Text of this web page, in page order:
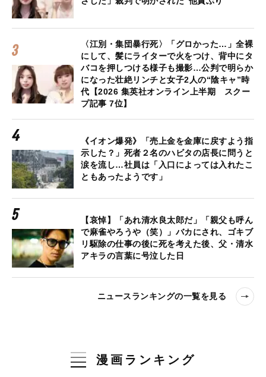
〈江別・集団暴行死〉「グロかった…」全裸
にして、髪にライターで火をつけ、背中にタ
バコを押しつける様子も撮影…公判で明らか
になった壮絶リンチと女子2人の“陰キャ”時
代【2026 集英社オンライン上半期 スクー
プ記事 7位】
《イオン爆発》「売上金を金庫に戻すよう指
示した？」死者２名のハビタの店長に問うと
涙を流し…社員は「入口によっては入れたこ
ともあったようです」
【哀悼】「あれ清水良太郎だ」「親父も呼ん
で麻雀やろうや（笑）」バカにされ、ゴキブ
リ駆除の仕事の後に死を考えた後、父・清水
アキラの言葉に号泣した日
ニュースランキングの一覧を見る
漫画ランキング